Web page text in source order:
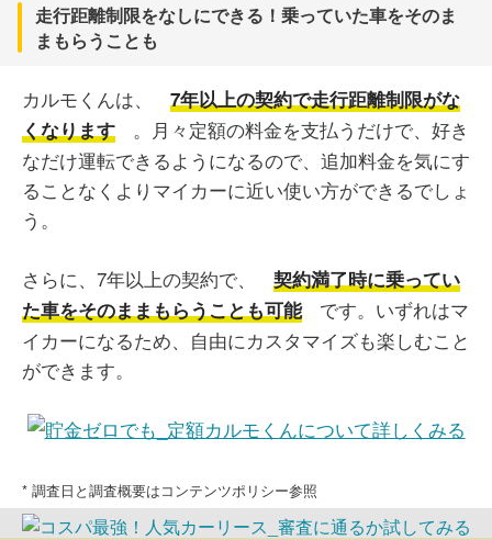
走行距離制限をなしにできる！乗っていた車をそのま
まもらうことも
カルモくんは、
7年以上の契約で走行距離制限がな
くなります
。月々定額の料金を支払うだけで、好き
なだけ運転できるようになるので、追加料金を気にす
ることなくよりマイカーに近い使い方ができるでしょ
う。
さらに、7年以上の契約で、
契約満了時に乗ってい
た車をそのままもらうことも可能
です。いずれはマ
イカーになるため、自由にカスタマイズも楽しむこと
ができます。
* 調査日と調査概要はコンテンツポリシー参照